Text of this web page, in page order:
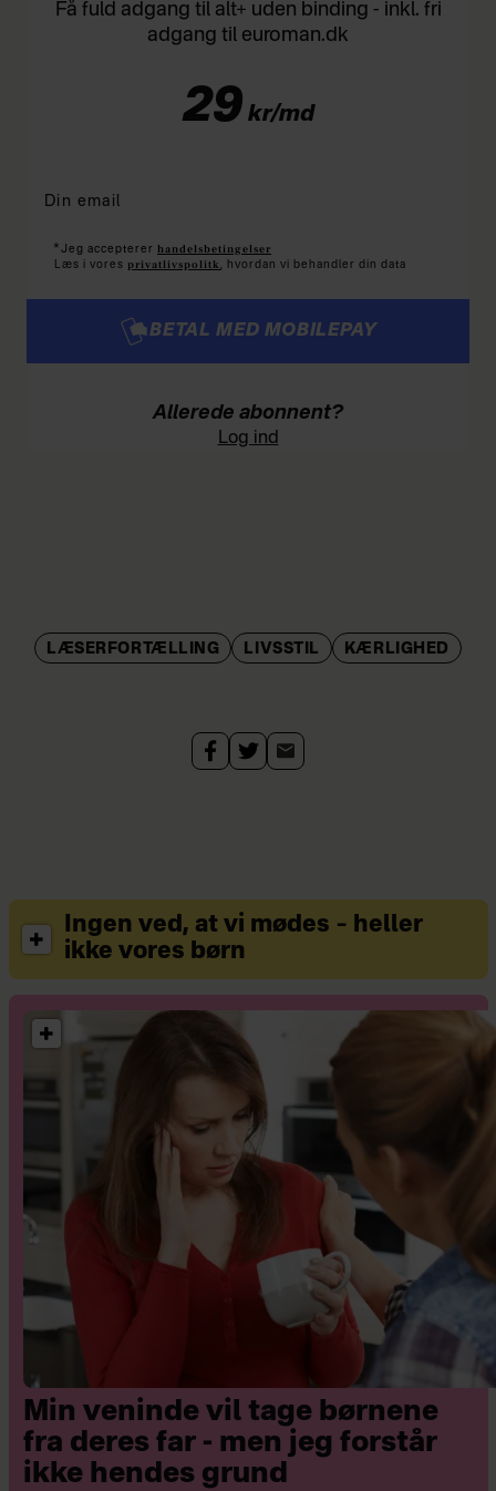
Få fuld adgang til alt+ uden binding - inkl. fri
adgang til euroman.dk
29 kr/md
* Jeg accepterer handelsbetingelser
Læs i vores privatlivspolitk , hvordan vi behandler din data
BETAL MED MOBILEPAY
Allerede abonnent?
Log ind
LÆSERFORTÆLLING LIVSSTIL KÆRLIGHED
Ingen ved, at vi mødes – heller
ikke vores børn
Min veninde vil tage børnene
fra deres far - men jeg forstår
ikke hendes grund